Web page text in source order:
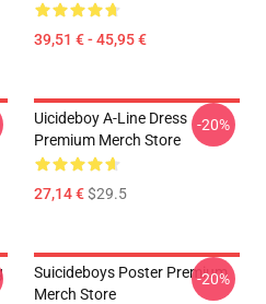
39,51 € - 45,95 €
Uicideboy A-Line Dress
Premium Merch Store
27,14 €$29.5
-20%
Suicideboys Poster Premium
Merch Store
-20%